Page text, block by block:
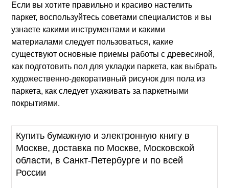
Если вы хотите правильно и красиво настелить
паркет, воспользуйтесь советами специалистов и вы
узнаете какими инструментами и какими
материалами следует пользоваться, какие
существуют основные приемы работы с древесиной,
как подготовить пол для укладки паркета, как выбрать
художественно-декоративный рисунок для пола из
паркета, как следует ухаживать за паркетными
покрытиями.
Купить бумажную и электронную книгу в
Москве, доставка по Москве, Московской
области, в Санкт-Петербурге и по всей
России